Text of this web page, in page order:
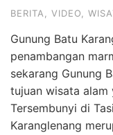
BERITA VIDEO
Gunung Batu
penambangan
sekarang Gunung
tujuan wisata alam
Tersembunyi di
Karanglenang